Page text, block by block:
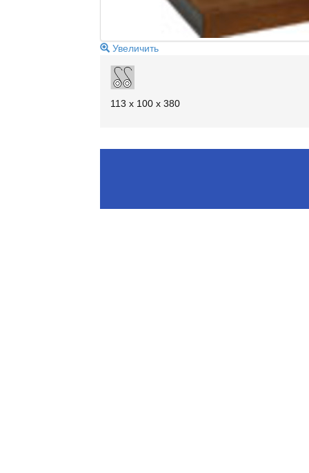
Увеличить
113 х 100 х 380